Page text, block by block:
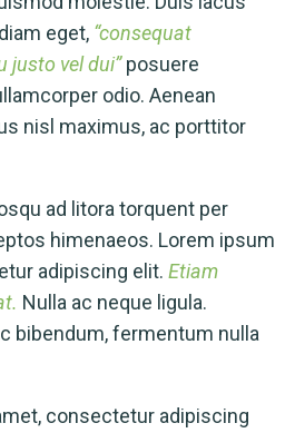
eget, “consequat
justo vel dui”posuere
odio. Aenean
nisl maximus, ac porttitor
ad litora torquent per
himenaeos. Lorem ipsum
adipiscing elit. Etiam
Nulla ac neque ligula.
bibendum, fermentum nulla
consectetur adipiscing